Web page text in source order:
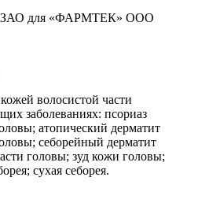
ЗАО для «ФАРМТЕК» ООО
волосистой части
заболеваниях: псориаз
атопический дерматит
себорейный дерматит
головы; зуд кожи головы;
сухая себорея.